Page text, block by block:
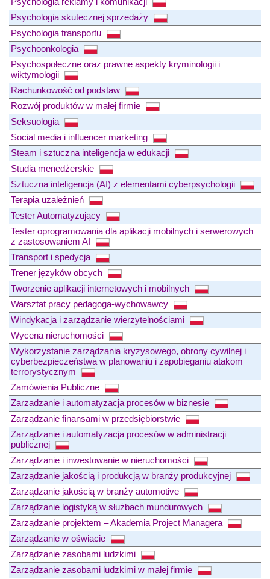
Psychologia skutecznej sprzedaży
Psychologia transportu
Psychoonkologia
Psychospołeczne oraz prawne aspekty kryminologii i
wiktymologii
Rachunkowość od podstaw
Rozwój produktów w małej firmie
Seksuologia
Social media i influencer marketing
Steam i sztuczna inteligencja w edukacji
Studia menedżerskie
Sztuczna inteligencja (AI) z elementami cyberpsychologii
Terapia uzależnień
Tester Automatyzujący
Tester oprogramowania dla aplikacji mobilnych i serwerowych
z zastosowaniem AI
Transport i spedycja
Trener języków obcych
Tworzenie aplikacji internetowych i mobilnych
Warsztat pracy pedagoga-wychowawcy
Windykacja i zarządzanie wierzytelnościami
Wycena nieruchomości
Wykorzystanie zarządzania kryzysowego, obrony cywilnej i
cyberbezpieczeństwa w planowaniu i zapobieganiu atakom
terrorystycznym
Zamówienia Publiczne
Zarzadzanie i automatyzacja procesów w biznesie
Zarządzanie finansami w przedsiębiorstwie
Zarządzanie i automatyzacja procesów w administracji
publicznej
Zarządzanie i inwestowanie w nieruchomości
Zarządzanie jakością i produkcją w branży produkcyjnej
Zarządzanie jakością w branży automotive
Zarządzanie logistyką w służbach mundurowych
Zarządzanie projektem – Akademia Project Managera
Zarządzanie w oświacie
Zarządzanie zasobami ludzkimi
Zarządzanie zasobami ludzkimi w małej firmie